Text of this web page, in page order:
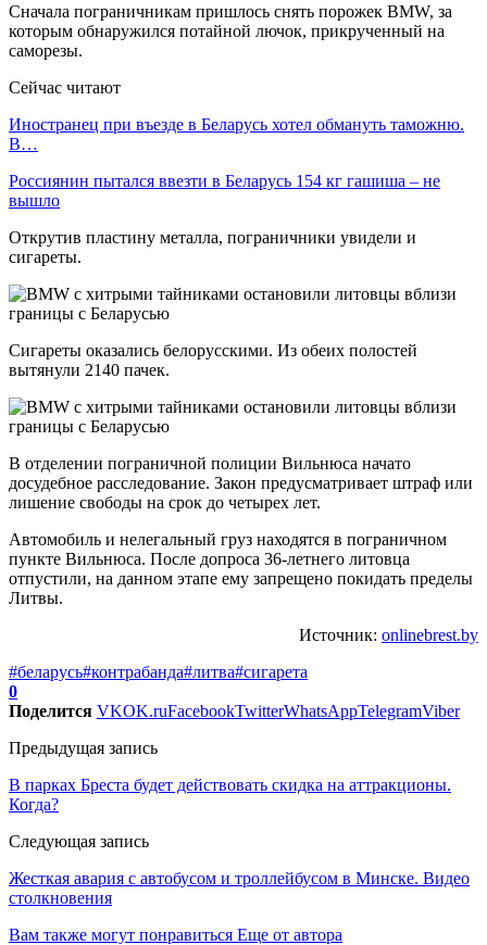
Сначала пограничникам пришлось снять порожек BMW, за
которым обнаружился потайной лючок, прикрученный на
саморезы.
Сейчас читают
Иностранец при въезде в Беларусь хотел обмануть таможню.
В…
Россиянин пытался ввезти в Беларусь 154 кг гашиша – не
вышло
Открутив пластину металла, пограничники увидели и
сигареты.
Сигареты оказались белорусскими. Из обеих полостей
вытянули 2140 пачек.
В отделении пограничной полиции Вильнюса начато
досудебное расследование. Закон предусматривает штраф или
лишение свободы на срок до четырех лет.
Автомобиль и нелегальный груз находятся в пограничном
пункте Вильнюса. После допроса 36-летнего литовца
отпустили, на данном этапе ему запрещено покидать пределы
Литвы.
Источник: onlinebrest.by
#беларусь#контрабанда#литва#сигарета
0
Поделится VKOK.ruFacebookTwitterWhatsAppTelegramViber
Предыдущая запись
В парках Бреста будет действовать скидка на аттракционы.
Когда?
Следующая запись
Жесткая авария с автобусом и троллейбусом в Минске. Видео
столкновения
Вам также могут понравиться Еще от автора